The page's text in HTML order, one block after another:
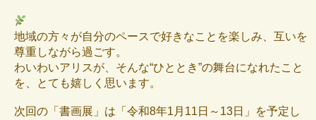
地域の方々が自分のペースで好きなことを楽しみ、互いを
尊重しながら過ごす。
わいわいアリスが、そんな“ひととき”の舞台になれたこと
を、とても嬉しく思います。
次回の「書画展」は「令和8年1月11日～13日」を予定し